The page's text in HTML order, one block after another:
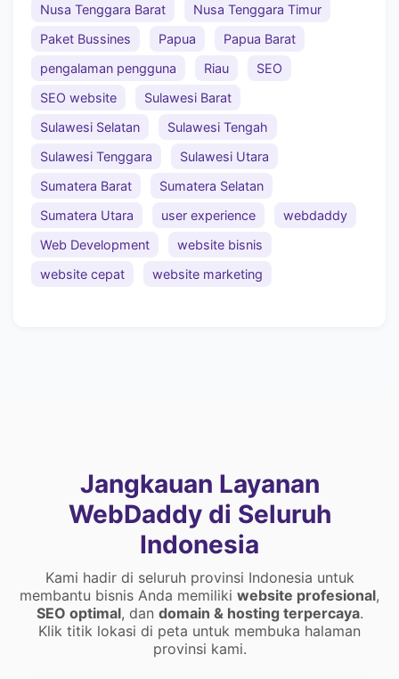
Nusa Tenggara Barat
Nusa Tenggara Timur
Paket Bussines
Papua
Papua Barat
pengalaman pengguna
Riau
SEO
SEO website
Sulawesi Barat
Sulawesi Selatan
Sulawesi Tengah
Sulawesi Tenggara
Sulawesi Utara
Sumatera Barat
Sumatera Selatan
Sumatera Utara
user experience
webdaddy
Web Development
website bisnis
website cepat
website marketing
Jangkauan Layanan
WebDaddy di Seluruh
Indonesia
Kami hadir di seluruh provinsi Indonesia untuk
membantu bisnis Anda memiliki website profesional,
SEO optimal, dan domain & hosting terpercaya.
Klik titik lokasi di peta untuk membuka halaman
provinsi kami.